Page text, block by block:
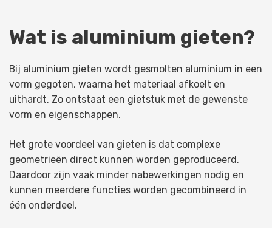
Wat is aluminium gieten?
Bij aluminium gieten wordt gesmolten aluminium in een
vorm gegoten, waarna het materiaal afkoelt en
uithardt. Zo ontstaat een gietstuk met de gewenste
vorm en eigenschappen.
Het grote voordeel van gieten is dat complexe
geometrieën direct kunnen worden geproduceerd.
Daardoor zijn vaak minder nabewerkingen nodig en
kunnen meerdere functies worden gecombineerd in
één onderdeel.